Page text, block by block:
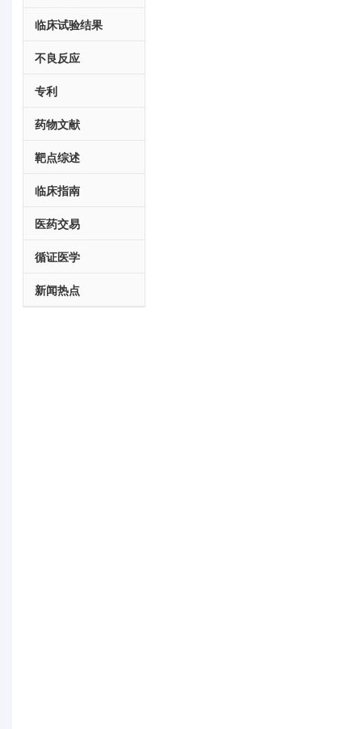
临床试验结果
不良反应
专利
药物文献
靶点综述
临床指南
医药交易
循证医学
新闻热点